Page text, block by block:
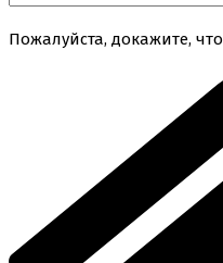
Пожалуйста, докажите,